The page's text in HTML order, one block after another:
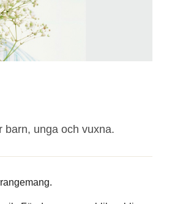
barn, unga och vuxna.